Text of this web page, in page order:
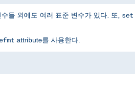
들 외에도 여러 표준 변수가 있다. 또, set
attribute를 사용한다.